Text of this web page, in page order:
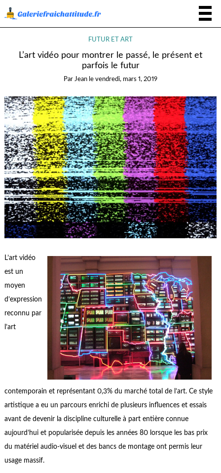
FUTUR ET ART
L’art vidéo pour montrer le passé, le présent et
parfois le futur
Par Jean le vendredi, mars 1, 2019
L’art vidéo
est un
moyen
d’expression
reconnu par
l’art
contemporain et représentant 0,3% du marché total de l’art. Ce style
artistique a eu un parcours enrichi de plusieurs influences et essais
avant de devenir la discipline culturelle à part entière connue
aujourd’hui et popularisée depuis les années 80 lorsque les bas prix
du matériel audio-visuel et des bancs de montage ont permis leur
usage massif.